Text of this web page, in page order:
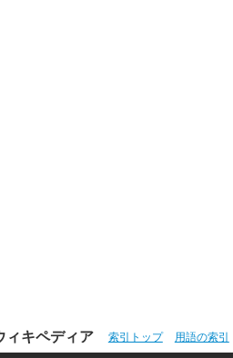
ィキペディア 索引トップ 用語の索引